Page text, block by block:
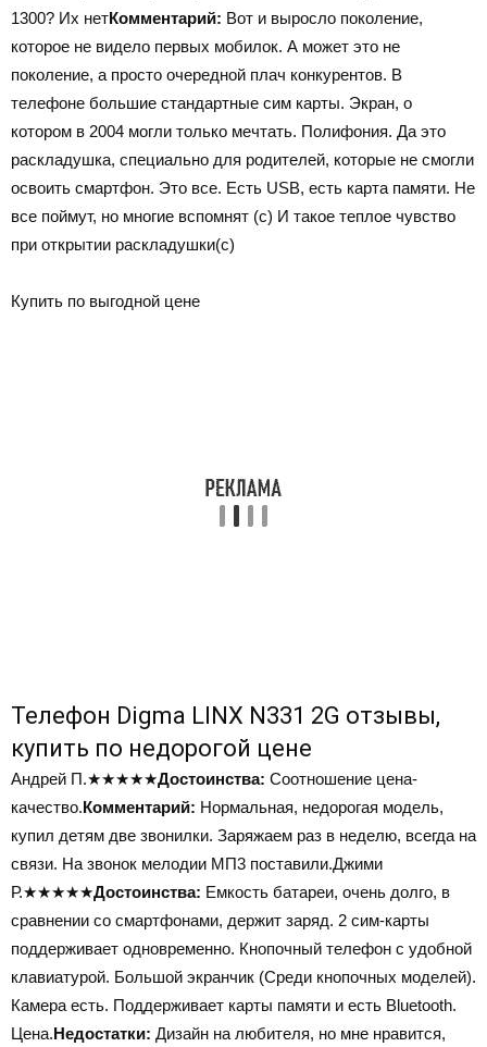
1300? Их нетКомментарий: Вот и выросло поколение,
которое не видело первых мобилок. А может это не
поколение, а просто очередной плач конкурентов. В
телефоне большие стандартные сим карты. Экран, о
котором в 2004 могли только мечтать. Полифония. Да это
раскладушка, специально для родителей, которые не смогли
освоить смартфон. Это все. Есть USB, есть карта памяти. Не
все поймут, но многие вспомнят (с) И такое теплое чувство
при открытии раскладушки(с)
Купить по выгодной цене
Телефон Digma LINX N331 2G отзывы,
купить по недорогой цене
Андрей П.★★★★★Достоинства: Соотношение цена-
качество.Комментарий: Нормальная, недорогая модель,
купил детям две звонилки. Заряжаем раз в неделю, всегда на
связи. На звонок мелодии МП3 поставили.Джими
Р.★★★★★Достоинства: Емкость батареи, очень долго, в
сравнении со смартфонами, держит заряд. 2 сим-карты
поддерживает одновременно. Кнопочный телефон с удобной
клавиатурой. Большой экранчик (Среди кнопочных моделей).
Камера есть. Поддерживает карты памяти и есть Bluetooth.
Цена.Недостатки: Дизайн на любителя, но мне нравится,